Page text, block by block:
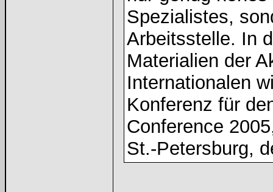
Spezialistes,
Arbeitsstelle. In
Materialien der
Internationalen
Konferenz für
Conference
St.-Petersburg,